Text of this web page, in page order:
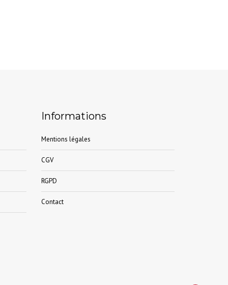
Informations
Mentions légales
CGV
RGPD
Contact